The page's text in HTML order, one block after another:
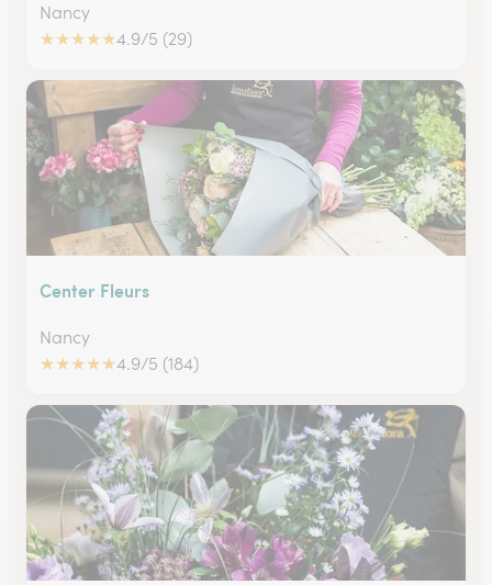
Nancy
★★★★★4.9/5 (29)
Center Fleurs
Nancy
★★★★★4.9/5 (184)